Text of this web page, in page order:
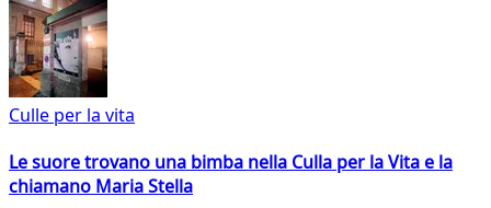
Culle per la vita
Le suore trovano una bimba nella Culla per la Vita e la
chiamano Maria Stella